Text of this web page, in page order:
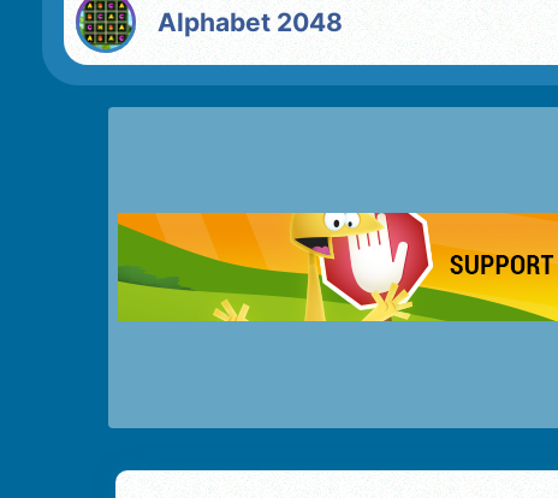
Alphabet 2048